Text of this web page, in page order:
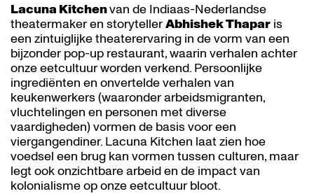
Lacuna Kitchenvan de Indiaas-Nederlandse
theatermaker en storytellerAbhishek Thapar is
een zintuiglijke theaterervaring in de vorm van een
bijzonder pop-up restaurant, waarin verhalen achter
onze eetcultuur worden verkend. Persoonlijke
ingrediënten en onvertelde verhalen van
keukenwerkers (waaronder arbeidsmigranten,
vluchtelingen en personen met diverse
vaardigheden) vormen de basis voor een
viergangendiner. Lacuna Kitchen laat zien hoe
voedsel een brug kan vormen tussen culturen, maar
legt ook onzichtbare arbeid en de impact van
kolonialisme op onze eetcultuur bloot.
Inzoomen